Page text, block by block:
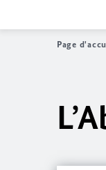
Page